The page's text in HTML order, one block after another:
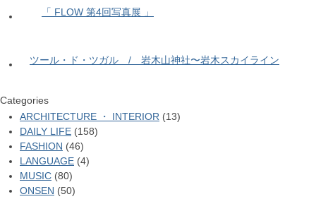
「 FLOW 第4回写真展 」
ツール・ド・ツガル / 岩木山神社〜岩木スカイライン
Categories
ARCHITECTURE ・ INTERIOR (13)
DAILY LIFE (158)
FASHION (46)
LANGUAGE (4)
MUSIC (80)
ONSEN (50)